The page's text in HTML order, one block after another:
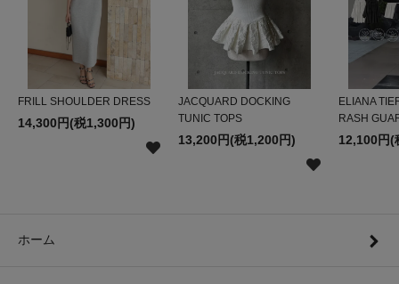
FRILL SHOULDER DRESS
14,300円(税1,300円)
JACQUARD DOCKING
TUNIC TOPS
13,200円(税1,200円)
ELIANA
RASH
12,100円(
ホーム